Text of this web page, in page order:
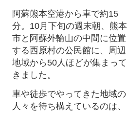
阿蘇熊本空港から車で約15
分。 10月下旬の週末朝、 熊本
市と 阿蘇外輪山の中間に位置
する西原村の公民館に、周辺
地域から50人ほどが集まって
きました。
車や徒歩でやってきた地域の
人々を待ち構えているのは、